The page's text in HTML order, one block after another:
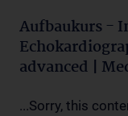
Aufbaukurs -
advanced |
...Sorry, this